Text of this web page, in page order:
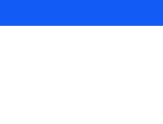
保険関連サービスに
るもしくは委託を受